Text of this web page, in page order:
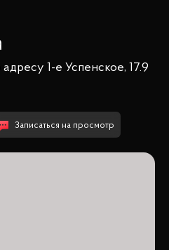
адресу 1-е Успенское, 17.9
Записаться на просмотр